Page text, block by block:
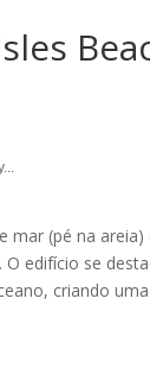
(pé na
edifício se
criando